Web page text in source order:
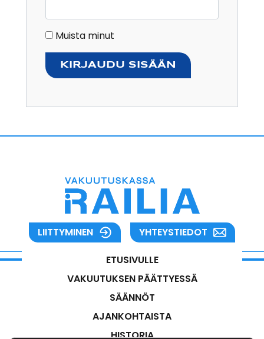
Muista minut
LIITTYMINEN YHTEYSTIEDOT
ETUSIVULLE
VAKUUTUKSEN PÄÄTTYESSÄ
SÄÄNNÖT
AJANKOHTAISTA
HISTORIA